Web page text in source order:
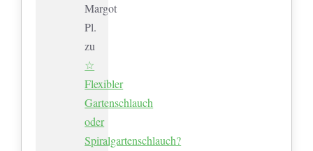
Margot
Pl.
zu
☆
Flexibler
Gartenschlauch
oder
Spiralgartenschlauch?